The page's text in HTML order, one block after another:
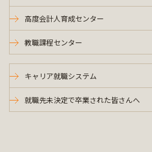
高度会計人育成センター
教職課程センター
キャリア就職システム
就職先未決定で卒業された皆さんへ